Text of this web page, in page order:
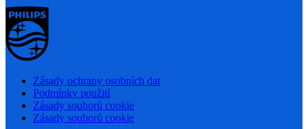
Zásady ochrany osobních dat
Podmínky použití
Zásady souborů cookie
Zásady souborů cookie